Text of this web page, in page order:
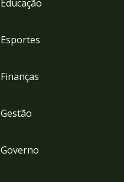
Educação
Esportes
Finanças
Gestão
Governo